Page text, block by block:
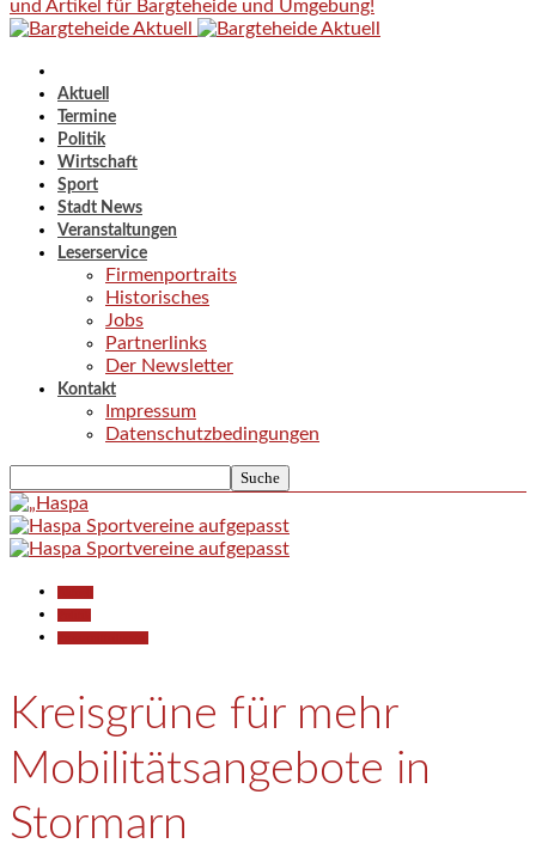
und Artikel für Bargteheide und Umgebung!
Aktuell
Termine
Politik
Wirtschaft
Sport
Stadt News
Veranstaltungen
Leserservice
Firmenportraits
Historisches
Jobs
Partnerlinks
Der Newsletter
Kontakt
Impressum
Datenschutzbedingungen
Kreisgrüne für mehr
Mobilitätsangebote in
Stormarn